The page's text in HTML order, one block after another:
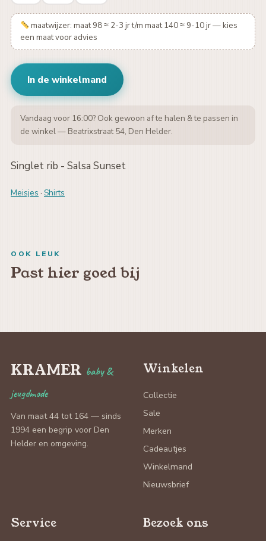
maatwijzer: maat 98 ≈ 2-3 jr t/m maat 140 ≈ 9-10 jr — kies
een maat voor advies
In de winkelmand
Vandaag voor 16:00? Ook gewoon af te halen & te passen in
de winkel — Beatrixstraat 54, Den Helder.
Singlet rib - Salsa Sunset
Meisjes · Shirts
OOK LEUK
Past hier goed bij
KRAMER baby &
jeugdmode
Van maat 44 tot 164 — sinds
1994 een begrip voor Den
Helder en omgeving.
Winkelen
Collectie
Sale
Merken
Cadeautjes
Winkelmand
Nieuwsbrief
Service Bezoek ons